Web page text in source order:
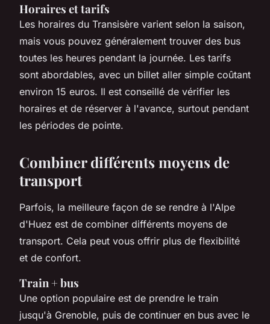
Horaires et tarifs
Les horaires du Transisère varient selon la saison,
mais vous pouvez généralement trouver des bus
toutes les heures pendant la journée. Les tarifs
sont abordables, avec un billet aller simple coûtant
environ 15 euros. Il est conseillé de vérifier les
horaires et de réserver à l'avance, surtout pendant
les périodes de pointe.
Combiner différents moyens de
transport
Parfois, la meilleure façon de se rendre à l'Alpe
d'Huez est de combiner différents moyens de
transport. Cela peut vous offrir plus de flexibilité
et de confort.
Train + bus
Une option populaire est de prendre le train
jusqu'à Grenoble, puis de continuer en bus avec le